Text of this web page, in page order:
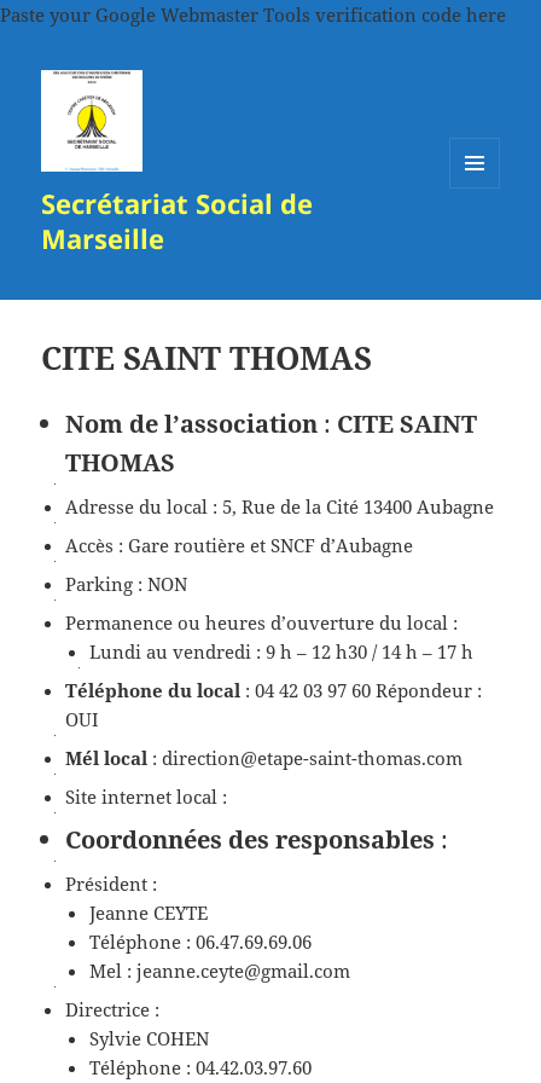
Paste your Google Webmaster Tools verification code here
Secrétariat Social de
Marseille
CITE SAINT THOMAS
Nom de l’association : CITE SAINT
THOMAS
Adresse du local : 5, Rue de la Cité 13400 Aubagne
Accès : Gare routière et SNCF d’Aubagne
Parking : NON
Permanence ou heures d’ouverture du local :
Lundi au vendredi : 9 h – 12 h30 / 14 h – 17 h
Téléphone du local : 04 42 03 97 60 Répondeur :
OUI
Mél local : direction@etape-saint-thomas.com
Site internet local :
Coordonnées des responsables :
Président :
Jeanne CEYTE
Téléphone : 06.47.69.69.06
Mel : jeanne.ceyte@gmail.com
Directrice :
Sylvie COHEN
Téléphone : 04.42.03.97.60